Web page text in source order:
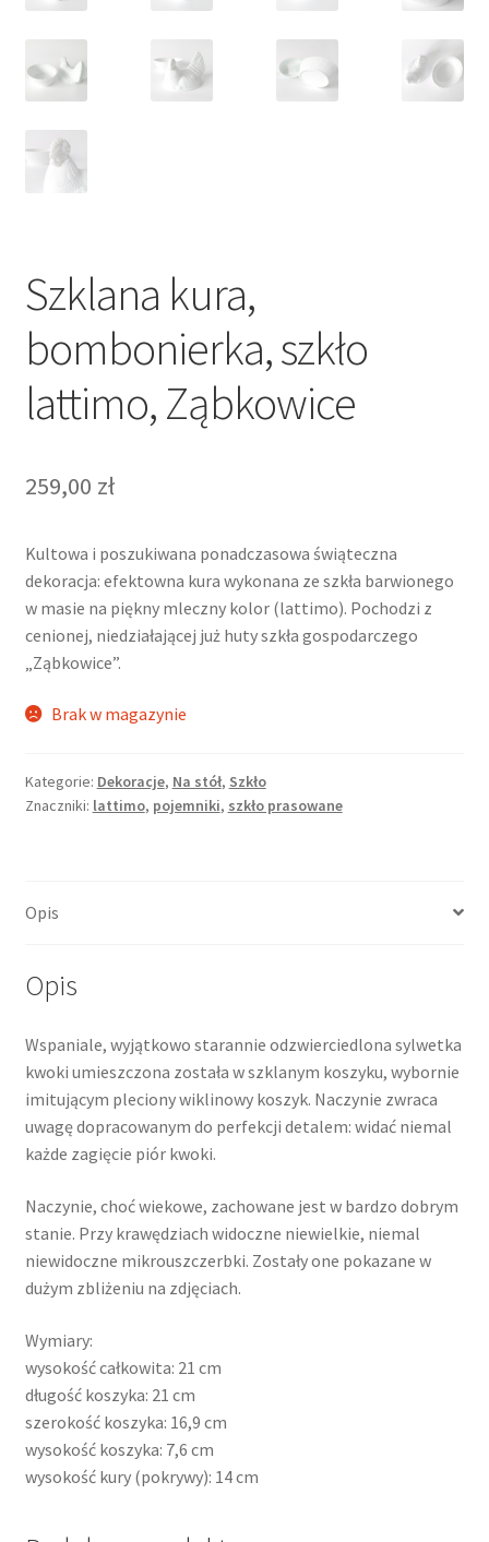
Szklana kura,
bombonierka, szkło
lattimo, Ząbkowice
259,00 zł
Kultowa i poszukiwana ponadczasowa świąteczna
dekoracja: efektowna kura wykonana ze szkła barwionego
w masie na piękny mleczny kolor (lattimo). Pochodzi z
cenionej, niedziałającej już huty szkła gospodarczego
„Ząbkowice”.
Brak w magazynie
Kategorie: Dekoracje, Na stół, Szkło
Znaczniki: lattimo, pojemniki, szkło prasowane
Opis
Opis
Wspaniale, wyjątkowo starannie odzwierciedlona sylwetka
kwoki umieszczona została w szklanym koszyku, wybornie
imitującym pleciony wiklinowy koszyk. Naczynie zwraca
uwagę dopracowanym do perfekcji detalem: widać niemal
każde zagięcie piór kwoki.
Naczynie, choć wiekowe, zachowane jest w bardzo dobrym
stanie. Przy krawędziach widoczne niewielkie, niemal
niewidoczne mikrouszczerbki. Zostały one pokazane w
dużym zbliżeniu na zdjęciach.
Wymiary:
wysokość całkowita: 21 cm
długość koszyka: 21 cm
szerokość koszyka: 16,9 cm
wysokość koszyka: 7,6 cm
wysokość kury (pokrywy): 14 cm